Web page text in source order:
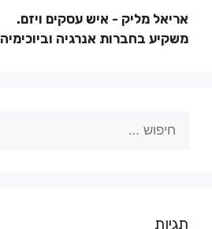
אריאל מליק - איש עסקים ויזם.
משקיע בחברות אנרגיה
תגיות